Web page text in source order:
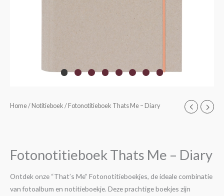
Home/ Notitieboek / Fotonotitieboek Thats Me – Diary
Fotonotitieboek Thats Me – Diary
Ontdek onze “That’s Me” Fotonotitieboekjes, de ideale combinatie
van fotoalbum en notitieboekje. Deze prachtige boekjes zijn
Oorspronkelijke
was:
Huidige
Fotonotitieboek
Diary